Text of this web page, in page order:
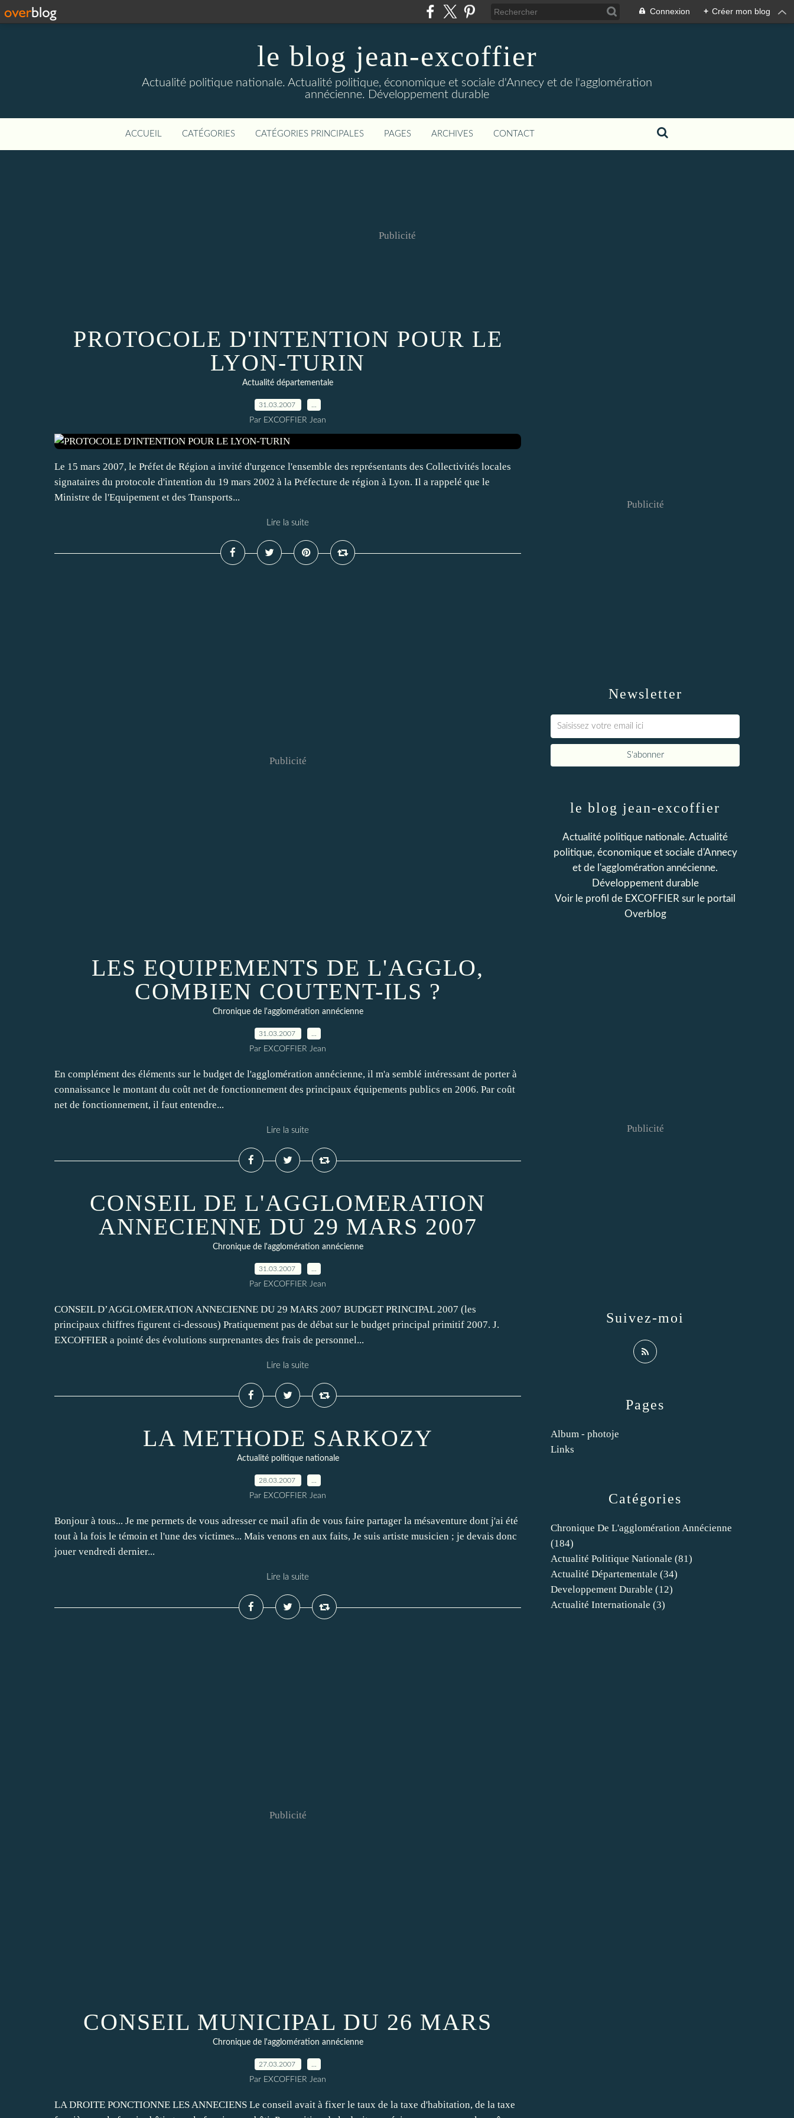
Connexion + Créer mon blog
le blog jean-excoffier
Actualité politique nationale. Actualité politique, économique et sociale d'Annecy et de l'agglomération
annécienne. Développement durable
ACCUEIL CATÉGORIES CATÉGORIES PRINCIPALES PAGES ARCHIVES CONTACT
Publicité
PROTOCOLE D'INTENTION POUR LE
LYON-TURIN
Actualité départementale
31.03.2007
Par EXCOFFIER Jean
Le 15 mars 2007, le Préfet de Région a invité d'urgence l'ensemble des représentants des Collectivités locales
signataires du protocole d'intention du 19 mars 2002 à la Préfecture de région à Lyon. Il a rappelé que le
Ministre de l'Equipement et des Transports...
Lire la suite
Publicité
LES EQUIPEMENTS DE L'AGGLO,
COMBIEN COUTENT-ILS ?
Chronique de l'agglomération annécienne
31.03.2007
Par EXCOFFIER Jean
En complément des éléments sur le budget de l'agglomération annécienne, il m'a semblé intéressant de porter à
connaissance le montant du coût net de fonctionnement des principaux équipements publics en 2006. Par coût
net de fonctionnement, il faut entendre...
Lire la suite
CONSEIL DE L'AGGLOMERATION
ANNECIENNE DU 29 MARS 2007
Chronique de l'agglomération annécienne
31.03.2007
Par EXCOFFIER Jean
CONSEIL D’AGGLOMERATION ANNECIENNE DU 29 MARS 2007 BUDGET PRINCIPAL 2007 (les
principaux chiffres figurent ci-dessous) Pratiquement pas de débat sur le budget principal primitif 2007. J.
EXCOFFIER a pointé des évolutions surprenantes des frais de personnel...
Lire la suite
LA METHODE SARKOZY
Actualité politique nationale
28.03.2007
Par EXCOFFIER Jean
Bonjour à tous... Je me permets de vous adresser ce mail afin de vous faire partager la mésaventure dont j'ai été
tout à la fois le témoin et l'une des victimes... Mais venons en aux faits, Je suis artiste musicien ; je devais donc
jouer vendredi dernier...
Lire la suite
Publicité
CONSEIL MUNICIPAL DU 26 MARS
Chronique de l'agglomération annécienne
27.03.2007
Par EXCOFFIER Jean
LA DROITE PONCTIONNE LES ANNECIENS Le conseil avait à fixer le taux de la taxe d'habitation, de la taxe
Newsletter
Publicité
Catégories
Chronique De L'agglomération Annécienne
(184)
Actualité Politique Nationale (81)
Actualité Départementale (34)
Developpement Durable (12)
Actualité Internationale (3)
Pages
Album - photoje
Links
le blog jean-excoffier
Actualité politique nationale. Actualité
politique, économique et sociale d'Annecy
et de l'agglomération annécienne.
Développement durable
Voir le profil de EXCOFFIER sur le portail
Overblog
Suivez-moi
Publicité